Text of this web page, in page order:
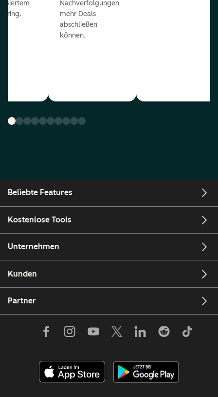
Nachverfolgungen
mehr Deals
abschließen
können.
Beliebte Features
Kostenlose Tools
Unternehmen
Kunden
Partner